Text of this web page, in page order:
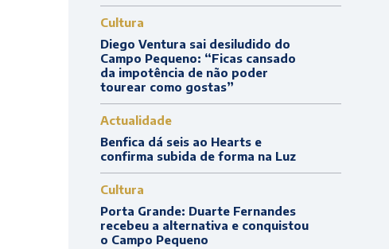
Cultura
Diego Ventura sai desiludido do
Campo Pequeno: “Ficas cansado
da impotência de não poder
tourear como gostas”
Actualidade
Benfica dá seis ao Hearts e
confirma subida de forma na Luz
Cultura
Porta Grande: Duarte Fernandes
recebeu a alternativa e conquistou
o Campo Pequeno